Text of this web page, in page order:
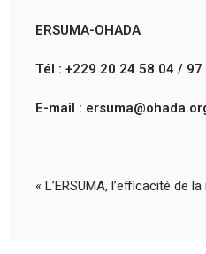
ERSUMA-OHADA
Tél : +229 20 24 58 04 /
E-mail :
« L’ERSUMA, l’efficacité de